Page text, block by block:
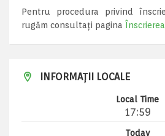
Pentru procedura privind
rugăm consultați pagina
INFORMAȚII LOCALE
Local Time
17:59
Today